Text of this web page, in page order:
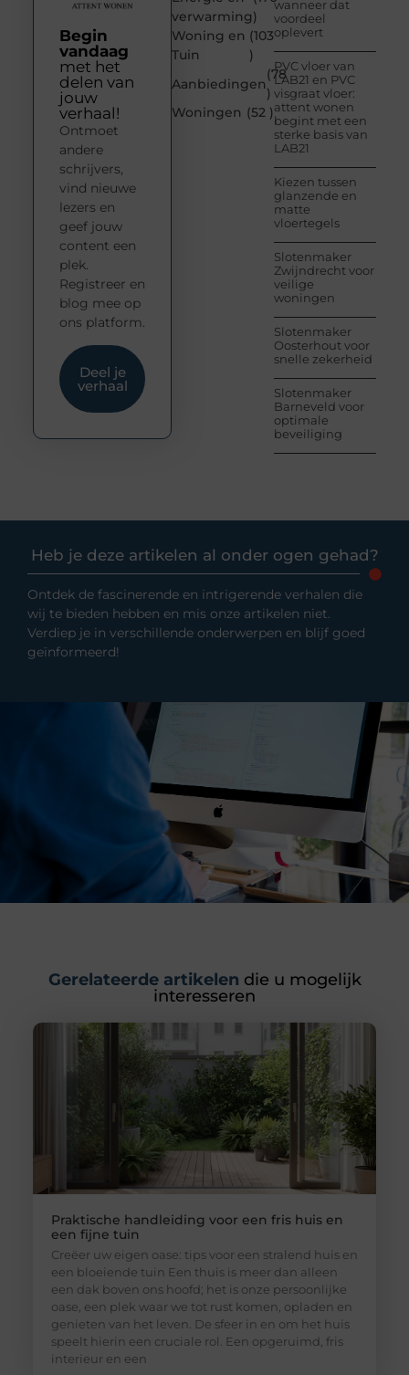
verwarming)
Woning en
Tuin
(103
)
Aanbiedingen
(78
)
Woningen (52 )
wanneer dat
voordeel
oplevert
PVC vloer van
LAB21 en PVC
visgraat vloer:
attent wonen
begint met een
sterke basis van
LAB21
Kiezen tussen
glanzende en
matte
vloertegels
Slotenmaker
Zwijndrecht voor
veilige
woningen
Slotenmaker
Oosterhout voor
snelle zekerheid
Slotenmaker
Barneveld voor
optimale
beveiliging
Begin
vandaag
met het
delen van
jouw
verhaal!
Ontmoet
andere
schrijvers,
vind nieuwe
lezers en
geef jouw
content een
plek.
Registreer en
blog mee op
ons platform.
Deel je
verhaal
Heb je deze artikelen al onder ogen gehad?
Ontdek de fascinerende en intrigerende verhalen die
wij te bieden hebben en mis onze artikelen niet.
Verdiep je in verschillende onderwerpen en blijf goed
geïnformeerd!
Gerelateerde artikelen die u mogelijk
interesseren
Praktische handleiding voor een fris huis en
een fijne tuin
Creëer uw eigen oase: tips voor een stralend huis en
een bloeiende tuin Een thuis is meer dan alleen
een dak boven ons hoofd; het is onze persoonlijke
oase, een plek waar we tot rust komen, opladen en
genieten van het leven. De sfeer in en om het huis
speelt hierin een cruciale rol. Een opgeruimd, fris
interieur en een